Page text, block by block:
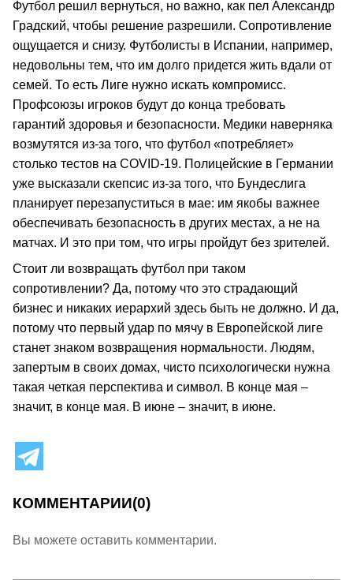
Футбол решил вернуться, но важно, как пел Александр
Градский, чтобы решение разрешили. Сопротивление
ощущается и снизу. Футболисты в Испании, например,
недовольны тем, что им долго придется жить вдали от
семей. То есть Лиге нужно искать компромисс.
Профсоюзы игроков будут до конца требовать
гарантий здоровья и безопасности. Медики наверняка
возмутятся из-за того, что футбол «потребляет»
столько тестов на COVID-19. Полицейские в Германии
уже высказали скепсис из-за того, что Бундеслига
планирует перезапуститься в мае: им якобы важнее
обеспечивать безопасность в других местах, а не на
матчах. И это при том, что игры пройдут без зрителей.
Стоит ли возвращать футбол при таком
сопротивлении? Да, потому что это страдающий
бизнес и никаких иерархий здесь быть не должно. И да,
потому что первый удар по мячу в Европейской лиге
станет знаком возвращения нормальности. Людям,
запертым в своих домах, чисто психологически нужна
такая четкая перспектива и символ. В конце мая –
значит, в конце мая. В июне – значит, в июне.
КОММЕНТАРИИ(0)
Вы можете оставить комментарии.